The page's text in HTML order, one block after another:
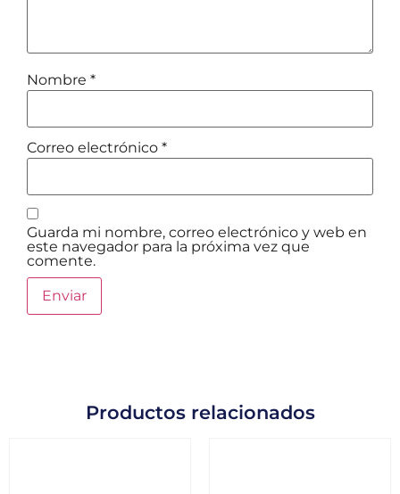
Nombre *
Correo electrónico *
Guarda mi nombre, correo electrónico y web en
este navegador para la próxima vez que
comente.
Productos relacionados